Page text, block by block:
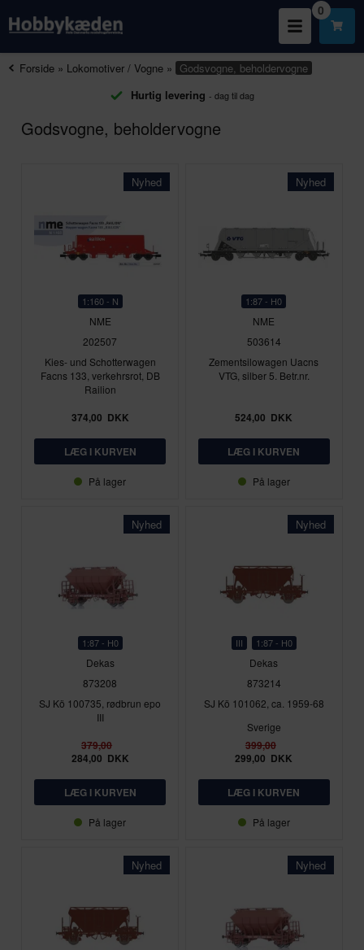
0
Forside » Lokomotiver / Vogne » Godsvogne, beholdervogne
Hurtig levering - dag til dag
Godsvogne, beholdervogne
Nyhed
1:160 - N
NME
202507
Kies- und Schotterwagen
Facns 133, verkehrsrot, DB
Railion
374,00 DKK
På lager
Nyhed
1:87 - H0
NME
503614
Zementsilowagen Uacns
VTG, silber 5. Betr.nr.
524,00 DKK
På lager
Nyhed
1:87 - H0
Dekas
873208
SJ Kö 100735, rødbrun epo
III
379,00
284,00 DKK
På lager
Nyhed
III 1:87 - H0
Dekas
873214
SJ Kö 101062, ca. 1959-68
Sverige
399,00
299,00 DKK
På lager
Nyhed Nyhed